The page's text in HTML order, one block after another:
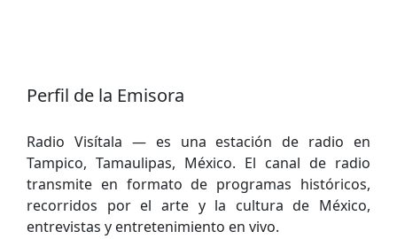
Perfil de la Emisora
Radio Visítala — es una estación de radio en
Tampico, Tamaulipas, México. El canal de radio
transmite en formato de programas históricos,
recorridos por el arte y la cultura de México,
entrevistas y entretenimiento en vivo.